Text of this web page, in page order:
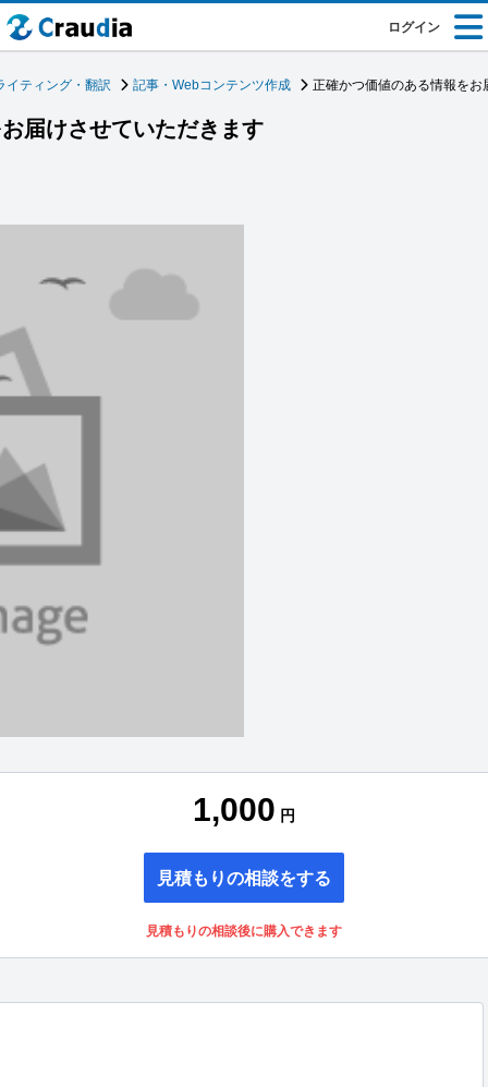
ログイン
イティング・翻訳 記事・Webコンテンツ作成 正確かつ価値のある情報を
届けさせていただきます
1,000 円
見積もりの相談をする
見積もりの相談後に購入できます